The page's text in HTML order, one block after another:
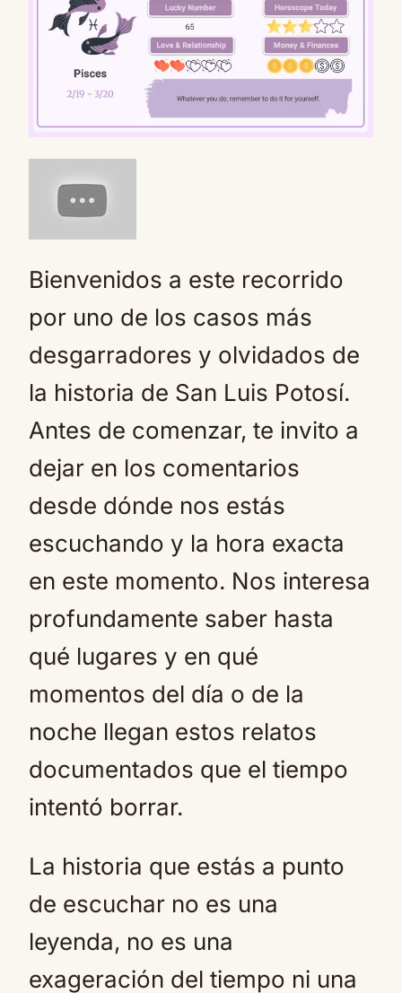
Bienvenidos a este recorrido
por uno de los casos más
desgarradores y olvidados de
la historia de San Luis Potosí.
Antes de comenzar, te invito a
dejar en los comentarios
desde dónde nos estás
escuchando y la hora exacta
en este momento. Nos interesa
profundamente saber hasta
qué lugares y en qué
momentos del día o de la
noche llegan estos relatos
documentados que el tiempo
intentó borrar.
La historia que estás a punto
de escuchar no es una
leyenda, no es una
exageración del tiempo ni una